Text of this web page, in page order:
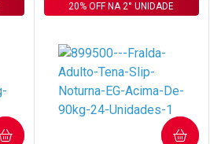
FECHAR
FECHAR
Laboratório
Por Menos
20% OFF NA 2° UNIDADE
COMPRAR